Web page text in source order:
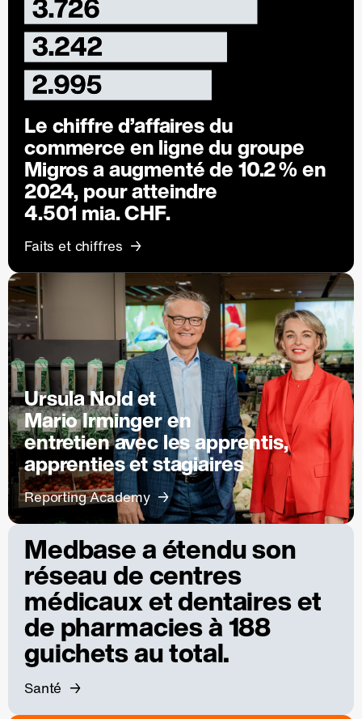
Le chiffre d’affaires du
commerce en ligne du groupe
Migros a augmenté de10.2 %en
2024, pour atteindre
4.501 mia. CHF.
Faits et chiffres
Ursula Nold et
Mario Irminger en
entretien avec les apprentis,
apprenties et stagiaires
Reporting Academy
Medbase a étendu son
réseau de centres
médicaux et dentaires et
de pharmacies à 188
guichets au total.
Santé